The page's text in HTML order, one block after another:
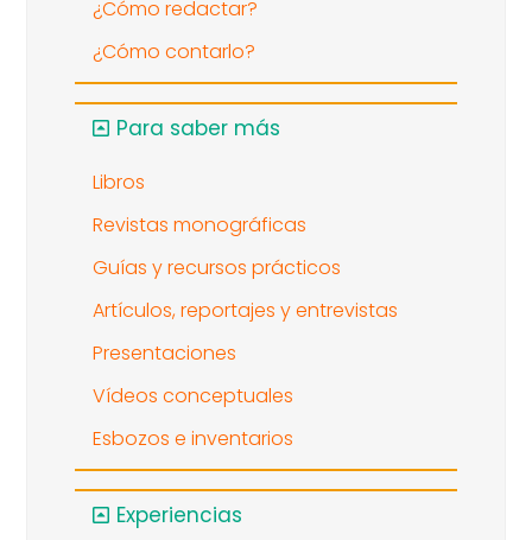
¿Cómo redactar?
¿Cómo contarlo?
Para saber más
Libros
Revistas monográficas
Guías y recursos prácticos
Artículos, reportajes y entrevistas
Presentaciones
Vídeos conceptuales
Esbozos e inventarios
Experiencias